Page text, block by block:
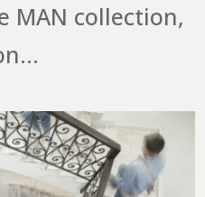
MAN collection,